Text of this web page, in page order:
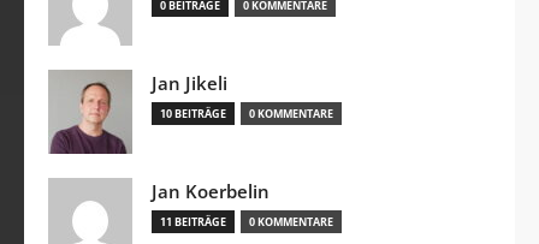
0 BEITRÄGE 0 KOMMENTARE
Jan Jikeli
10 BEITRÄGE 0 KOMMENTARE
Jan Koerbelin
11 BEITRÄGE 0 KOMMENTARE